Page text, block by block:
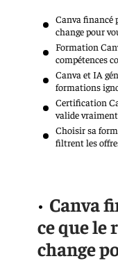
Canva financé
change pour
Formation
compétences
Canva et IA
formations
Certification
valide vraiment
Choisir sa
filtrent les
Canva
ce que le
change